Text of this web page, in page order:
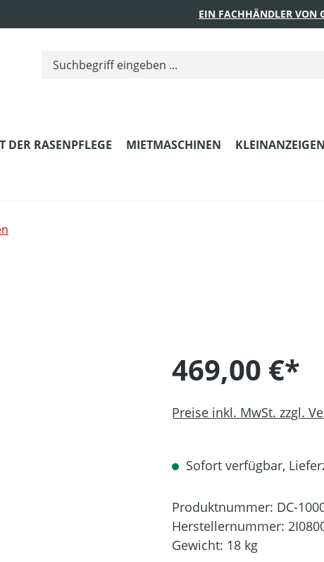
EIN FACHHÄNDLER VON
DER RASENPFLEGE MIETMASCHINEN KLEINANZEIGEN
469,00 €*
Preise inkl. MwSt. zzgl.
Sofort verfügbar,
Produktnummer: DC-
Herstellernummer:
Gewicht: 18 kg